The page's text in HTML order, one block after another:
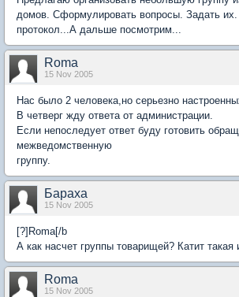
домов. Сформулировать вопросы. Задать их.
протокол...А дальше посмотрим...
Roma
15 Nov 2005
Нас было 2 человека,но серьезно
В четверг жду ответа от администрации.
Если непоследует ответ буду готовить
межведомственную
группу.
Бараха
15 Nov 2005
[?]Roma[/b
А как насчет группы товарищей? Катит такая
Roma
15 Nov 2005